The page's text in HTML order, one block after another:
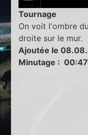
Tournage
On voit l'ombre
droite sur le mur.
Ajoutée le
Minutage :